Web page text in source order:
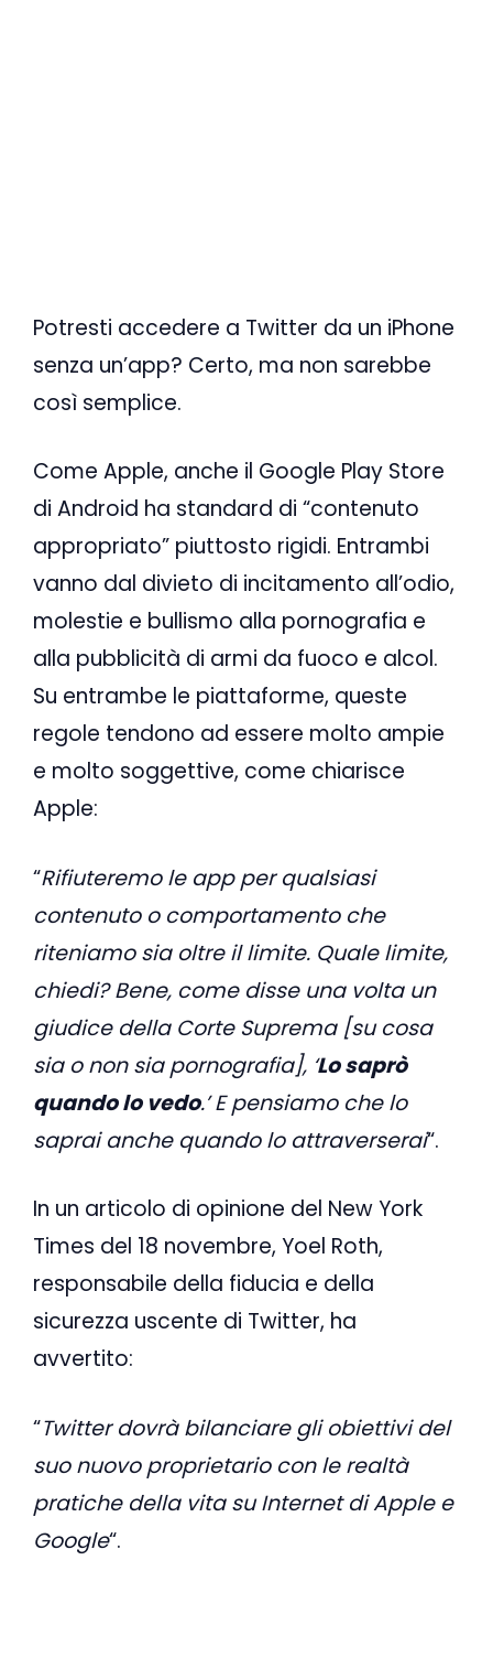
Potresti accedere a Twitter da un iPhone
senza un’app? Certo, ma non sarebbe
così semplice.
Come Apple, anche il Google Play Store
di Android ha standard di “contenuto
appropriato” piuttosto rigidi. Entrambi
vanno dal divieto di incitamento all’odio,
molestie e bullismo alla pornografia e
alla pubblicità di armi da fuoco e alcol.
Su entrambe le piattaforme, queste
regole tendono ad essere molto ampie
e molto soggettive, come chiarisce
Apple:
“Rifiuteremo le app per qualsiasi
contenuto o comportamento che
riteniamo sia oltre il limite. Quale limite,
chiedi? Bene, come disse una volta un
giudice della Corte Suprema [su cosa
sia o non sia pornografia], ‘Lo saprò
quando lo vedo.’ E pensiamo che lo
saprai anche quando lo attraverserai“.
In un articolo di opinione del New York
Times del 18 novembre, Yoel Roth,
responsabile della fiducia e della
sicurezza uscente di Twitter, ha
avvertito:
“Twitter dovrà bilanciare gli obiettivi del
suo nuovo proprietario con le realtà
pratiche della vita su Internet di Apple e
Google“.